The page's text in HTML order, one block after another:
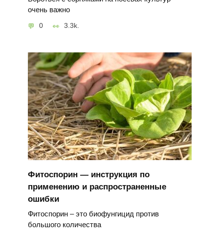
очень важно
0 3.3k.
Фитоспорин — инструкция по
применению и распространенные
ошибки
Фитоспорин – это биофунгицид против
большого количества